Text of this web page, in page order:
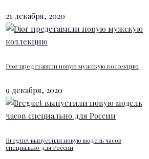
21 декабря, 2020
Dior представили новую мужскую коллекцию
9 декабря, 2020
Breguet выпустили новую модель часов
специально для России